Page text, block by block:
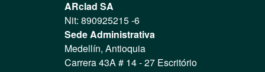
ARclad SA
Nit: 890925215 -6
Sede Administrativa
Medellín, Antioquia
Carrera 43A # 14 - 27 Escritório